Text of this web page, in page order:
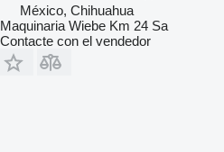
México, Chihuahua
Maquinaria Wiebe Km 24 Sa
Contacte con el vendedor